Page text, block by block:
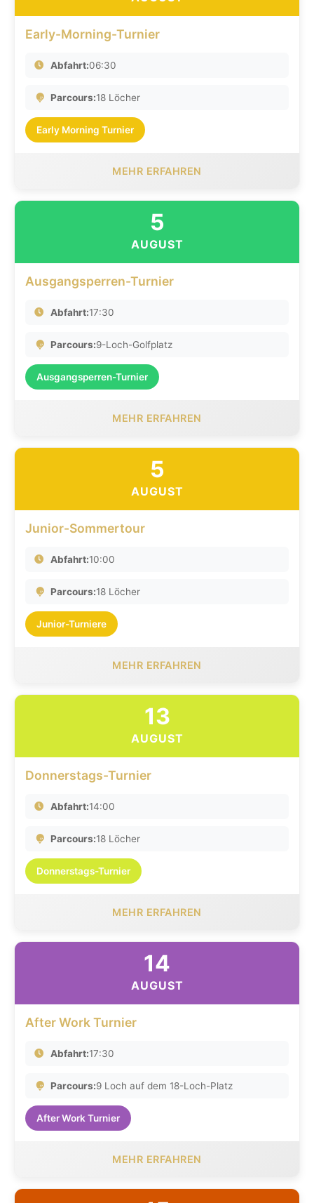
Early-Morning-Turnier
Abfahrt:06:30
Parcours:18 Löcher
Early Morning Turnier
MEHR ERFAHREN
5
AUGUST
Ausgangsperren-Turnier
Abfahrt:17:30
Parcours:9-Loch-Golfplatz
Ausgangsperren-Turnier
MEHR ERFAHREN
5
AUGUST
Junior-Sommertour
Abfahrt:10:00
Parcours:18 Löcher
Junior-Turniere
MEHR ERFAHREN
13
AUGUST
Donnerstags-Turnier
Abfahrt:14:00
Parcours:18 Löcher
Donnerstags-Turnier
MEHR ERFAHREN
14
AUGUST
After Work Turnier
Abfahrt:17:30
Parcours:9 Loch auf dem 18-Loch-Platz
After Work Turnier
MEHR ERFAHREN